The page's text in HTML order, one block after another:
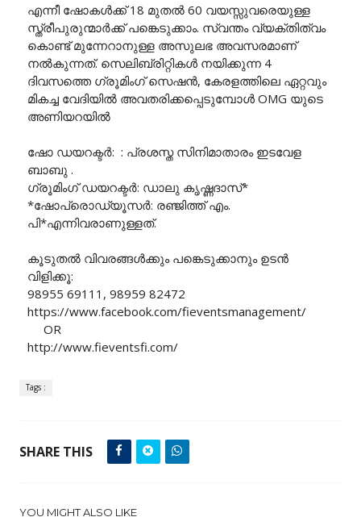
എന്നീ ഷോകൾക്ക് 18 മുതൽ 60 വയസ്സുവരെയുള്ള
സ്ത്രീപുരുന്മാർക്ക് പങ്കെടുക്കാം. സ്വന്തം വ്യക്തിത്വം
കൊണ്ട് മുന്നേറാനുള്ള അസുലഭ അവസരമാണ്
നൽകുന്നത്. സെലിബ്രിറ്റികൾ നയിക്കുന്ന 4
ദിവസത്തെ ഗ്രൂമിംഗ് സെഷൻ, കേരളത്തിലെ ഏറ്റവും
മികച്ച വേദിയിൽ അവതരിക്കപ്പെടുമ്പോൾ OMG യുടെ
അണിയറയിൽ
ഷോ ഡയറക്ടർ: : പ്രശസ്ത സിനിമാതാരം ഇടവേള
ബാബു .
ഗ്രൂമിംഗ് ഡയറക്ടർ: ഡാലു കൃഷ്ണദാസ്*
*ഷോപ്രൊഡ്യൂസർ: രഞ്ജിത്ത് എം.
പി*എന്നിവരാണുള്ളത്.
കൂടുതൽ വിവരങ്ങൾക്കും പങ്കെടുക്കാനും ഉടൻ
വിളിക്കൂ:
98955 69111, 98959 82472
https://www.facebook.com/fieventsmanagement/
OR
http://www.fieventsfi.com/
Tags :
SHARE THIS
YOU MIGHT ALSO LIKE